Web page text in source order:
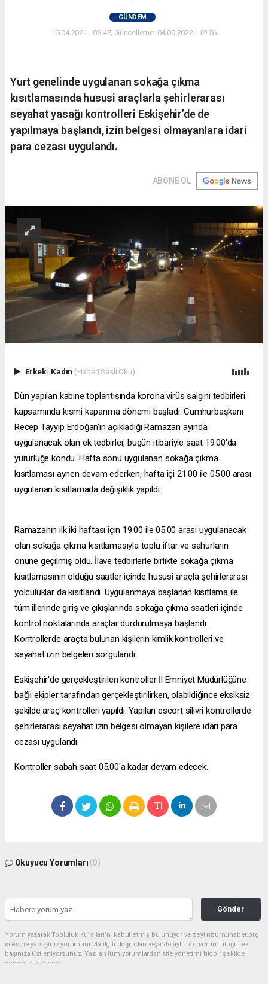
GÜNDEM
15.04.2021 - 06:47, Güncelleme: 04.09.2022 - 19:56
Yurt genelinde uygulanan sokağa çıkma
kısıtlamasında hususi araçlarla şehirlerarası
seyahat yasağı kontrolleri Eskişehir’de de
yapılmaya başlandı, izin belgesi olmayanlara idari
para cezası uygulandı.
ABONE OL
Erkek| Kadın (Haberi Sesli Oku)
Dün yapılan kabine toplantısında korona virüs salgını tedbirleri
kapsamında kısmi kapanma dönemi başladı. Cumhurbaşkanı
Recep Tayyip Erdoğan'ın açıkladığı Ramazan ayında
uygulanacak olan ek tedbirler, bugün itibariyle saat 19.00'da
yürürlüğe kondu. Hafta sonu uygulanan sokağa çıkma
kısıtlaması aynen devam ederken, hafta içi 21.00 ile 05.00 arası
uygulanan kısıtlamada değişiklik yapıldı.
Ramazanın ilk iki haftası için 19.00 ile 05.00 arası uygulanacak
olan sokağa çıkma kısıtlamasıyla toplu iftar ve sahurların
önüne geçilmiş oldu. İlave tedbirlerle birlikte sokağa çıkma
kısıtlamasının olduğu saatler içinde hususi araçla şehirlerarası
yolculuklar da kısıtlandı. Uygulanmaya başlanan kısıtlama ile
tüm illerinde giriş ve çıkışlarında sokağa çıkma saatleri içinde
kontrol noktalarında araçlar durdurulmaya başlandı.
Kontrollerde araçta bulunan kişilerin kimlik kontrolleri ve
seyahat izin belgeleri sorgulandı.
Eskişehir'de gerçekleştirilen kontroller İl Emniyet Müdürlüğüne
bağlı ekipler tarafından gerçekleştirilirken, olabildiğince eksiksiz
şekilde araç kontrolleri yapıldı. Yapılan escort silivri kontrollerde
şehirlerarası seyahat izin belgesi olmayan kişilere idari para
cezası uygulandı.
Kontroller sabah saat 05.00'a kadar devam edecek.
Okuyucu Yorumları (0)
Gönder
Yorum yazarak Topluluk Kuralları’nı kabul etmiş bulunuyor ve zeytinburnuhaber.org
sitesine yaptığınız yorumunuzla ilgili doğrudan veya dolaylı tüm sorumluluğu tek
başınıza üstleniyorsunuz. Yazılan tüm yorumlardan site yönetimi hiçbir şekilde
sorumlu tutulamaz.